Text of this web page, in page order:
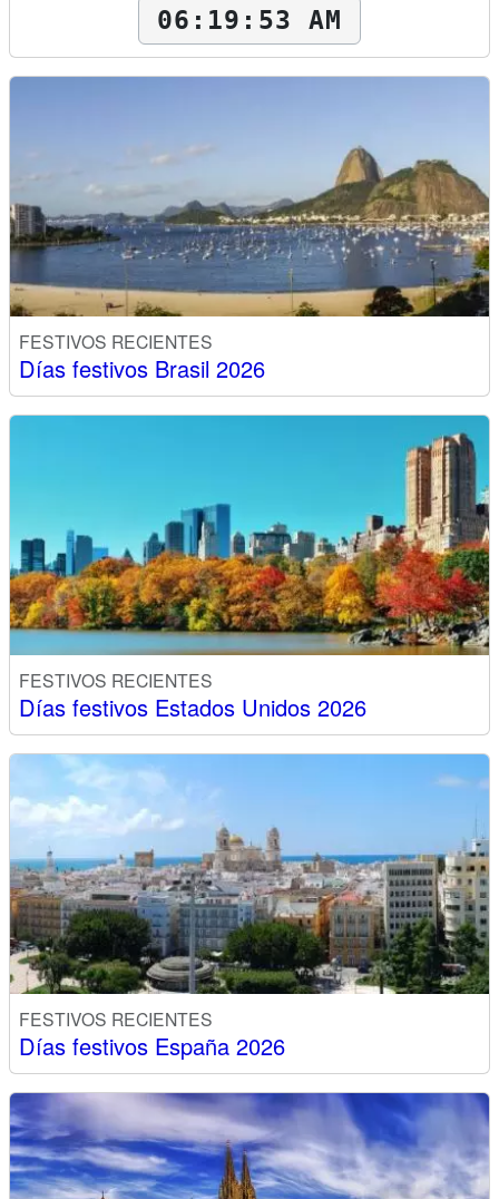
06:19:54 AM
FESTIVOS RECIENTES
Días festivos Brasil 2026
FESTIVOS RECIENTES
Días festivos Estados Unidos 2026
FESTIVOS RECIENTES
Días festivos España 2026